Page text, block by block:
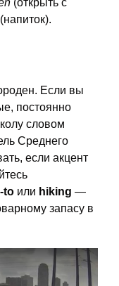
(открыть с
(напиток).
Если вы
постоянно
словом
Среднего
если акцент
to или hiking —
запасу в